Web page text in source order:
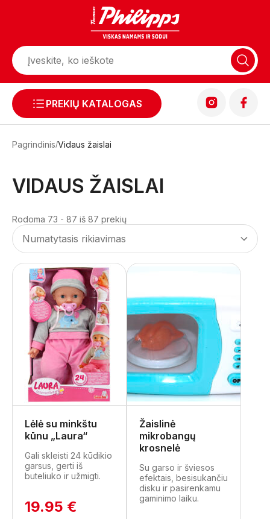
PREKIŲ KATALOGAS
Pagrindinis Vidaus žaislai
VIDAUS ŽAISLAI
Rodoma 73 - 87 iš 87 prekių
Lėlė su minkštu
kūnu „Laura“
Gali skleisti 24 kūdikio
garsus, gerti iš
buteliuko ir užmigti.
19.95 €
Žaislinė
mikrobangų
krosnelė
Su garso ir šviesos
efektais, besisukančiu
disku ir pasirenkamu
gaminimo laiku.